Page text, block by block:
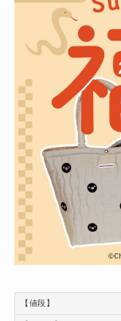
【値段】